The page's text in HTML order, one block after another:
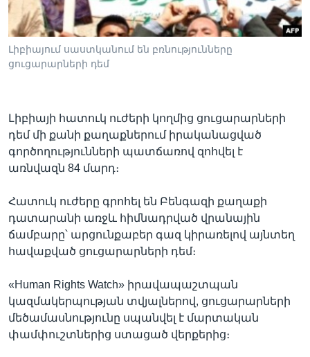
Լեզուներ
Լիբիայում սաստկանում են բռնությունները
ցուցարարների դեմ
Լիբիայի հատուկ ուժերի կողմից ցուցարարների
դեմ մի քանի քաղաքներում իրականացված
գործողությունների պատճառով զոհվել է
առնվազն 84 մարդ։
Հատուկ ուժերը գրոհել են Բենգազի քաղաքի
դատարանի առջև հիմնադրված վրանային
ճամբարը՝ արցունքաբեր գազ կիրառելով այնտեղ
հավաքված ցուցարարների դեմ։
«Human Rights Watch» իրավապաշտպան
կազմակերպության տվյալներով, ցուցարարների
մեծամասնությունը սպանվել է մարտական
փամփուշտներից ստացած վերքերից։